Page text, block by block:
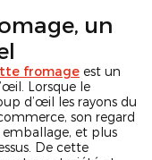
un
fromage est un
Lorsque le
d’œil les rayons du
son regard
et plus
De cette